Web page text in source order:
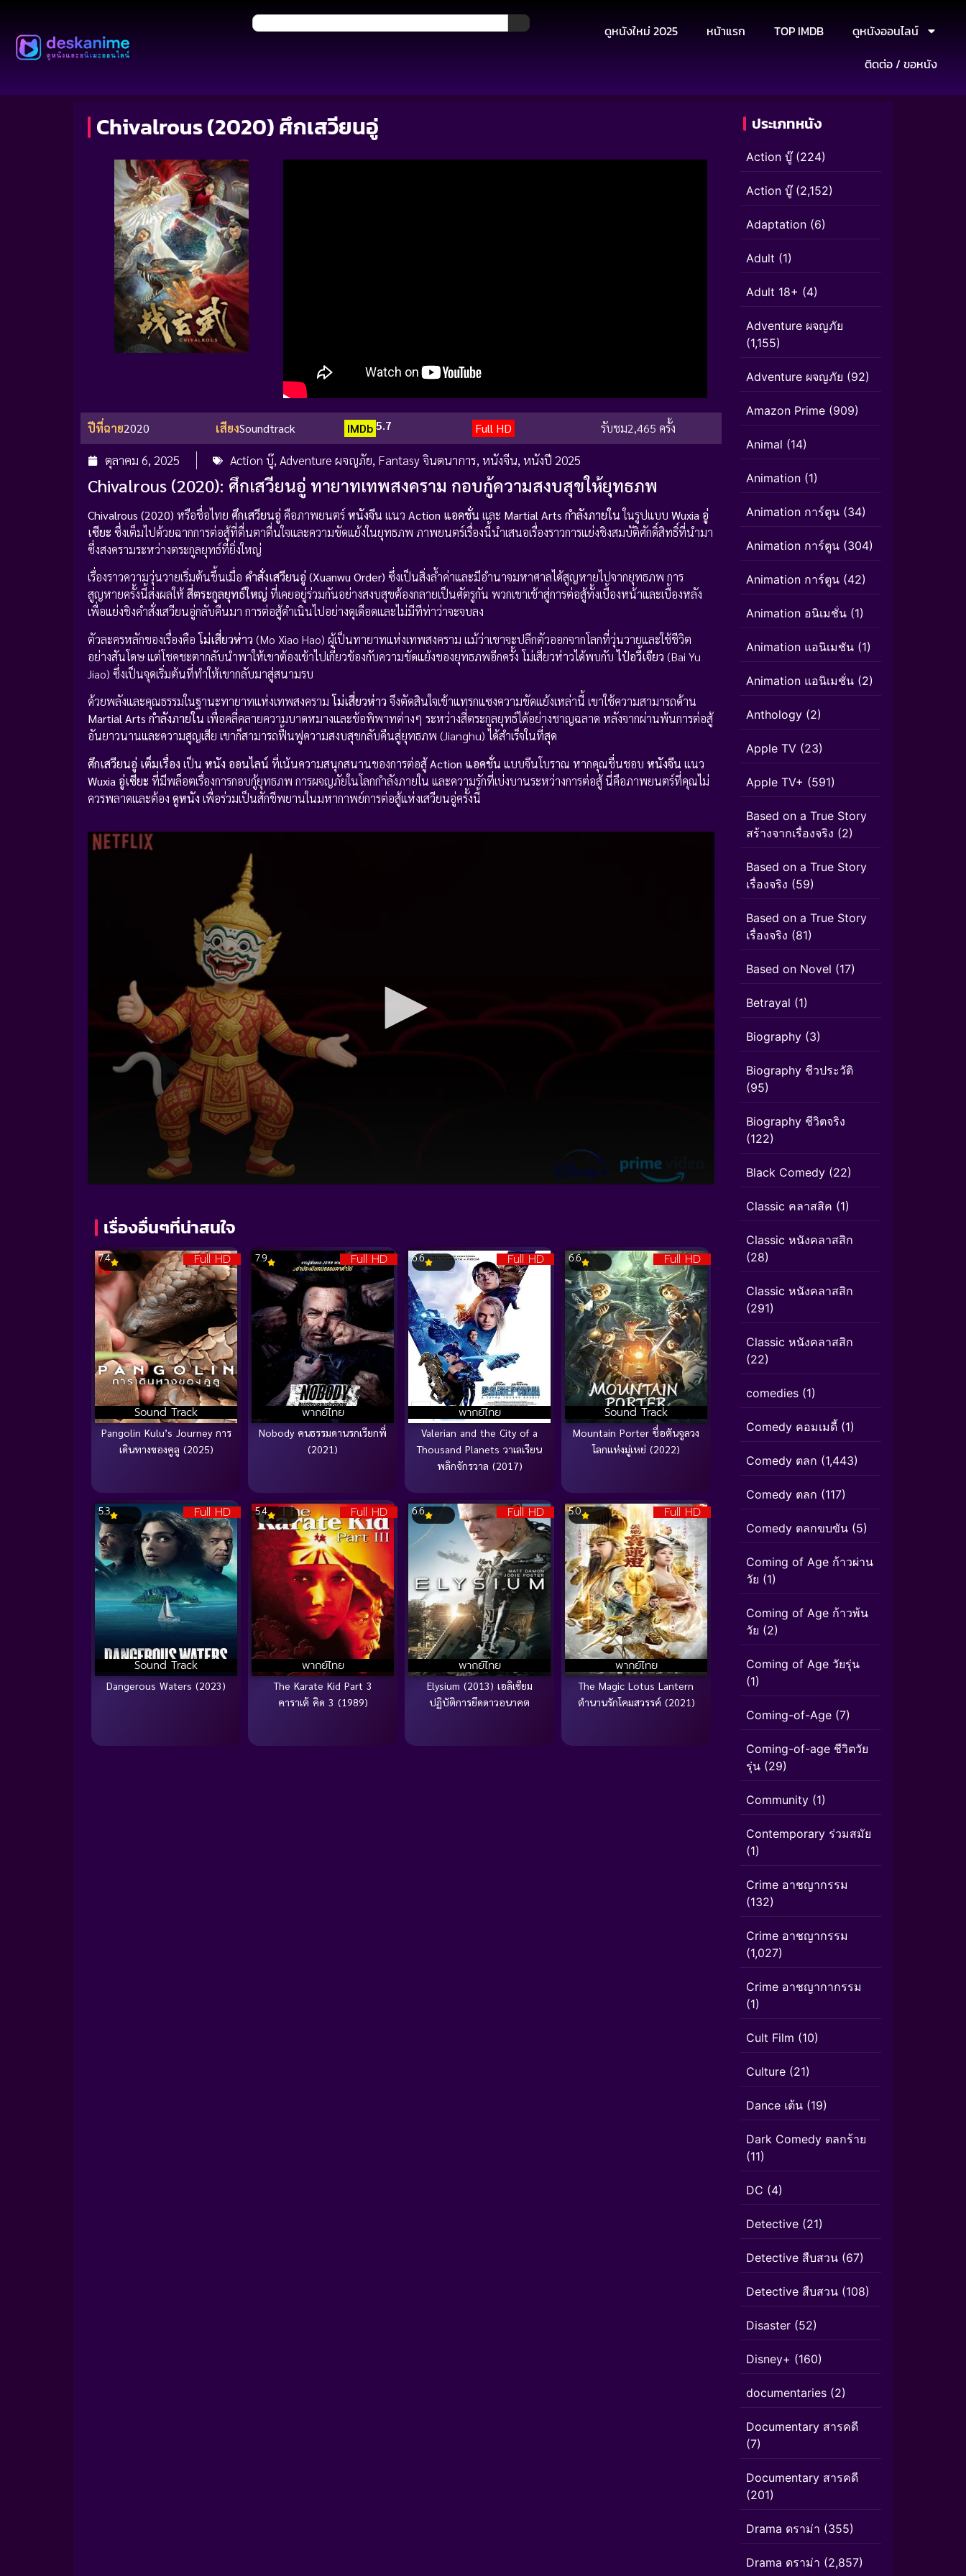
ดูหนังใหม่ 2025 หน้าแรก TOP IMDB
ดูหนังออนไลน์
ติดต่อ / ขอหนัง
Chivalrous (2020) ศึกเสวียนอู่
ปีที่ฉาย2020 เสียงSoundtrack IMDb 5.7 Full HD รับชม2,465 ครั้ง
ตุลาคม 6, 2025 Action บู๊, Adventure ผจญภัย, Fantasy จินตนาการ, หนังจีน, หนังปี 2025
Chivalrous (2020): ศึกเสวียนอู่ ทายาทเทพสงคราม กอบกู้ความสงบสุขให้ยุทธภพ
Chivalrous (2020) หรือชื่อไทย ศึกเสวียนอู่ คือภาพยนตร์หนังจีน แนว Action แอคชั่น และ Martial Arts กำลังภายในในรูปแบบ Wuxia อู่
เซียะ ซึ่งเต็มไปด้วยฉากการต่อสู้ที่ตื่นตาตื่นใจและความขัดแย้งในยุทธภพ ภาพยนตร์เรื่องนี้นำเสนอเรื่องราวการแย่งชิงสมบัติศักดิ์สิทธิ์ที่นำมา
ซึ่งสงครามระหว่างตระกูลยุทธ์ที่ยิ่งใหญ่
เรื่องราวความวุ่นวายเริ่มต้นขึ้นเมื่อ คำสั่งเสวียนอู่ (Xuanwu Order) ซึ่งเป็นสิ่งล้ำค่าและมีอำนาจมหาศาลได้สูญหายไปจากยุทธภพ การ
สูญหายครั้งนี้ส่งผลให้สี่ตระกูลยุทธ์ใหญ่ ที่เคยอยู่ร่วมกันอย่างสงบสุขต้องกลายเป็นศัตรูกัน พวกเขาเข้าสู่การต่อสู้ทั้งเบื้องหน้าและเบื้องหลัง
เพื่อแย่งชิงคำสั่งเสวียนอู่กลับคืนมา การต่อสู้ดำเนินไปอย่างดุเดือดและไม่มีทีท่าว่าจะจบลง
ตัวละครหลักของเรื่องคือ โม่เสี่ยวห่าว (Mo Xiao Hao) ผู้เป็นทายาทแห่งเทพสงคราม แม้ว่าเขาจะปลีกตัวออกจากโลกที่วุ่นวายและใช้ชีวิต
อย่างสันโดษ แต่โชคชะตากลับนำพาให้เขาต้องเข้าไปเกี่ยวข้องกับความขัดแย้งของยุทธภพอีกครั้ง โม่เสี่ยวห่าวได้พบกับไป๋อวี้เจียว (Bai Yu
Jiao) ซึ่งเป็นจุดเริ่มต้นที่ทำให้เขากลับมาสู่สนามรบ
ด้วยพลังและคุณธรรมในฐานะทายาทแห่งเทพสงคราม โม่เสี่ยวห่าว จึงตัดสินใจเข้าแทรกแซงความขัดแย้งเหล่านี้ เขาใช้ความสามารถด้าน
Martial Arts กำลังภายใน เพื่อคลี่คลายความบาดหมางและข้อพิพาทต่างๆ ระหว่างสี่ตระกูลยุทธ์ได้อย่างชาญฉลาด หลังจากผ่านพ้นการต่อสู้
อันยาวนานและความสูญเสีย เขาก็สามารถฟื้นฟูความสงบสุขกลับคืนสู่ยุทธภพ (Jianghu) ได้สำเร็จในที่สุด
ศึกเสวียนอู่ เต็มเรื่อง เป็น หนัง ออนไลน์ ที่เน้นความสนุกสนานของการต่อสู้Action แอคชั่น แบบจีนโบราณ หากคุณชื่นชอบ หนังจีน แนว
Wuxia อู่เซียะ ที่มีพล็อตเรื่องการกอบกู้ยุทธภพ การผจญภัยในโลกกำลังภายใน และความรักที่เบ่งบานระหว่างการต่อสู้ นี่คือภาพยนตร์ที่คุณไม่
ควรพลาดและต้อง ดูหนัง เพื่อร่วมเป็นสักขีพยานในมหากาพย์การต่อสู้แห่งเสวียนอู่ครั้งนี้
เรื่องอื่นๆที่น่าสนใจ
Full HD
Sound Track
7.4
Pangolin Kulu’s Journey การ
เดินทางของคูลู (2025)
Full HD
พากย์ไทย
7.9
Nobody คนธรรมดานรกเรียกพี่
(2021)
Full HD
พากย์ไทย
6.6
Valerian and the City of a
Thousand Planets วาเลเรียน
พลิกจักรวาล (2017)
Full HD
Sound Track
6.6
Mountain Porter ชื่อตันจูลวง
โลกแห่งมู่เหย่ (2022)
Full HD
Sound Track
5.3
Dangerous Waters (2023)
Full HD
พากย์ไทย
5.4
The Karate Kid Part 3
คาราเต้ คิด 3 (1989)
Full HD
พากย์ไทย
6.6
Elysium (2013) เอลิเซียม
ปฏิบัติการยึดดาวอนาคต
Full HD
พากย์ไทย
5.0
The Magic Lotus Lantern
ตำนานรักโคมสวรรค์ (2021)
ประเภทหนัง
Action บู๊(224)
Action บู๊(2,152)
Adaptation (6)
Adult (1)
Adult 18+ (4)
Adventure ผจญภัย
(1,155)
Adventure ผจญภัย (92)
Amazon Prime (909)
Animal (14)
Animation (1)
Animation การ์ตูน (34)
Animation การ์ตูน (304)
Animation การ์ตูน (42)
Animation อนิเมชั่น (1)
Animation แอนิเมชัน (1)
Animation แอนิเมชั่น (2)
Anthology (2)
Apple TV (23)
Apple TV+ (591)
Based on a True Story
สร้างจากเรื่องจริง (2)
Based on a True Story
เรื่องจริง (59)
Based on a True Story
เรื่องจริง (81)
Based on Novel (17)
Betrayal (1)
Biography (3)
Biography ชีวประวัติ
(95)
Biography ชีวิตจริง
(122)
Black Comedy (22)
Classic คลาสสิค (1)
Classic หนังคลาสสิก
(28)
Classic หนังคลาสสิก
(291)
Classic หนังคลาสสิก
(22)
comedies (1)
Comedy คอมเมดี้ (1)
Comedy ตลก (1,443)
Comedy ตลก (117)
Comedy ตลกขบขัน (5)
Coming of Age ก้าวผ่าน
วัย (1)
Coming of Age ก้าวพ้น
วัย (2)
Coming of Age วัยรุ่น
(1)
Coming-of-Age (7)
Coming-of-age ชีวิตวัย
รุ่น (29)
Community (1)
Contemporary ร่วมสมัย
(1)
Crime อาชญากรรม
(132)
Crime อาชญากรรม
(1,027)
Crime อาชญากากรรม
(1)
Cult Film (10)
Culture (21)
Dance เต้น (19)
Dark Comedy ตลกร้าย
(11)
DC (4)
Detective (21)
Detective สืบสวน (67)
Detective สืบสวน (108)
Disaster (52)
Disney+ (160)
documentaries (2)
Documentary สารคดี
(7)
Documentary สารคดี
(201)
Drama ดราม่า (355)
Drama ดราม่า (2,857)